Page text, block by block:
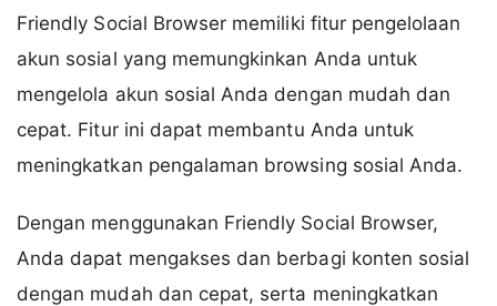
Friendly Social Browser memiliki fitur pengelolaan
akun sosial yang memungkinkan Anda untuk
mengelola akun sosial Anda dengan mudah dan
cepat. Fitur ini dapat membantu Anda untuk
meningkatkan pengalaman browsing sosial Anda.
Dengan menggunakan Friendly Social Browser,
Anda dapat mengakses dan berbagi konten sosial
dengan mudah dan cepat, serta meningkatkan